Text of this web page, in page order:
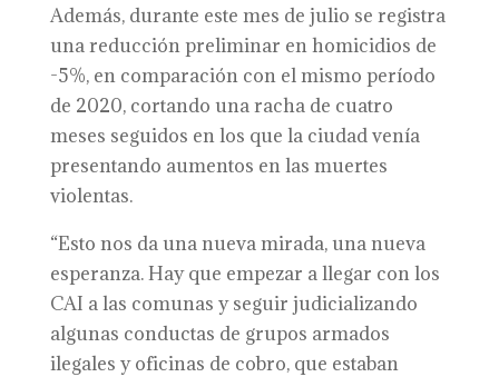
Además, durante este mes de julio se registra
una reducción preliminar en homicidios de
-5%, en comparación con el mismo período
de 2020, cortando una racha de cuatro
meses seguidos en los que la ciudad venía
presentando aumentos en las muertes
violentas.
“Esto nos da una nueva mirada, una nueva
esperanza. Hay que empezar a llegar con los
CAI a las comunas y seguir judicializando
algunas conductas de grupos armados
ilegales y oficinas de cobro, que estaban